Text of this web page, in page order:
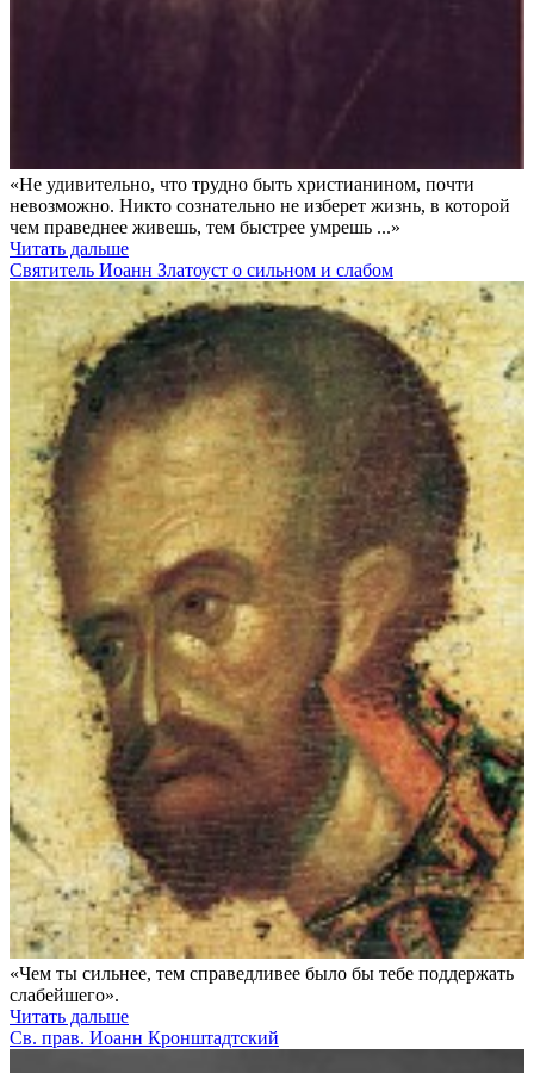
«Не удивительно, что трудно быть христианином, почти
невозможно. Никто сознательно не изберет жизнь, в которой
чем праведнее живешь, тем быстрее умрешь ...»
Читать дальше
Святитель Иоанн Златоуст о сильном и слабом
«Чем ты сильнее, тем справедливее было бы тебе поддержать
слабейшего».
Читать дальше
Св. прав. Иоанн Кронштадтский